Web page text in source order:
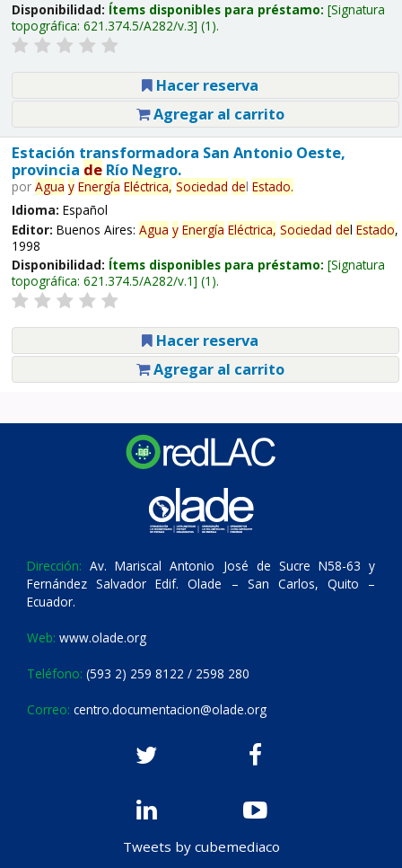
Disponibilidad: Ítems disponibles para préstamo: Signatura
topográfica: 621.374.5/A282/v.3 (1).
Hacer reserva
Agregar al carrito
Estación transformadora San Antonio Oeste,
provincia deRío Negro.
por Agua y Energía Eléctrica, Sociedad del Estado.
Idioma: Español
Editor: Buenos Aires: Agua y Energía Eléctrica, Sociedad del Estado,
1998
Disponibilidad: Ítems disponibles para préstamo: Signatura
topográfica: 621.374.5/A282/v.1 (1).
Hacer reserva
Agregar al carrito
Dirección: Av. Mariscal Antonio José de Sucre N58-63 y
Fernández Salvador Edif. Olade – San Carlos, Quito –
Ecuador.
Web: www.olade.org
Teléfono: (593 2) 259 8122 / 2598 280
Correo: centro.documentacion@olade.org
Tweets by cubemediaco